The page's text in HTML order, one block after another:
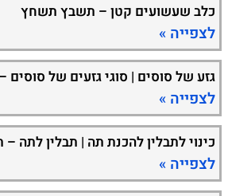
כלב שעשועים קטן – תשבץ תשחץ
לצפייה »
גזע של סוסים | סוגי גזעים של
לצפייה »
כינוי לתבלין להכנת תה | תבלין
לצפייה »